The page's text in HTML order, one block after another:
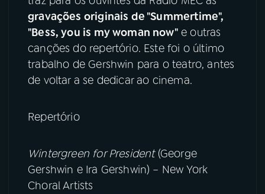
gravações originais de "Summertime",
"Bess, you is my woman now"e outras
canções do repertório. Este foi o último
trabalho de Gershwin para o teatro, antes
de voltar a se dedicar ao cinema.
Repertório
Wintergreen for President(George
Gershwin e Ira Gershwin) – New York
Choral Artists